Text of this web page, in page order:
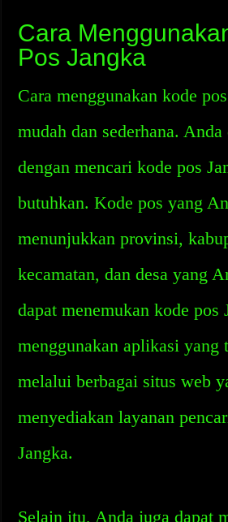
Cara
Pos Jangka
Cara menggunakan kode
mudah dan sederhana.
dengan mencari kode pos
butuhkan. Kode pos yang
menunjukkan provinsi,
kecamatan, dan desa yang
dapat menemukan kode pos
menggunakan aplikasi yang
melalui berbagai situs web
menyediakan layanan
Jangka.
Selain itu, Anda juga dapat